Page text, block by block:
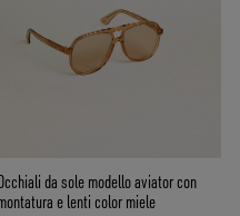
da sole modello aviator con
e lenti color miele